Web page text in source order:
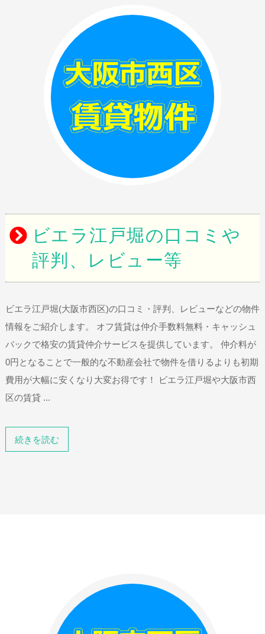
ビエラ江戸堀の口コミや
評判、レビュー等
ビエラ江戸堀(大阪市西区)の口コミ・評判、レビューなどの物件
情報をご紹介します。 オフ賃貸は仲介手数料無料・キャッシュ
バックで格安の賃貸仲介サービスを提供しています。 仲介料が
0円となることで一般的な不動産会社で物件を借りるよりも初期
費用が大幅に安くなり大変お得です！ ビエラ江戸堀や大阪市西
区の賃貸 ...
続きを読む